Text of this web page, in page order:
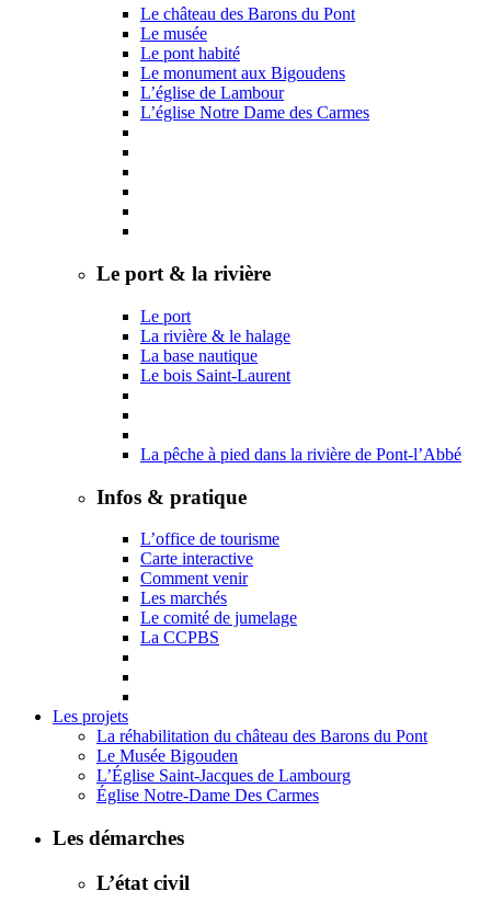
Le château des Barons du Pont
Le musée
Le pont habité
Le monument aux Bigoudens
L’église de Lambour
L’église Notre Dame des Carmes
Le port & la rivière
Le port
La rivière & le halage
La base nautique
Le bois Saint-Laurent
La pêche à pied dans la rivière de Pont-l’Abbé
Infos & pratique
L’office de tourisme
Carte interactive
Comment venir
Les marchés
Le comité de jumelage
La CCPBS
Les projets
La réhabilitation du château des Barons du Pont
Le Musée Bigouden
L’Église Saint-Jacques de Lambourg
Église Notre-Dame Des Carmes
Les démarches
L’état civil